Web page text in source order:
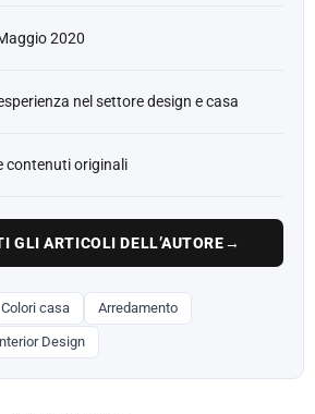
2020
nel settore design e casa
contenuti originali
GLI ARTICOLI DELL’AUTORE→
Colori casa Arredamento
Design